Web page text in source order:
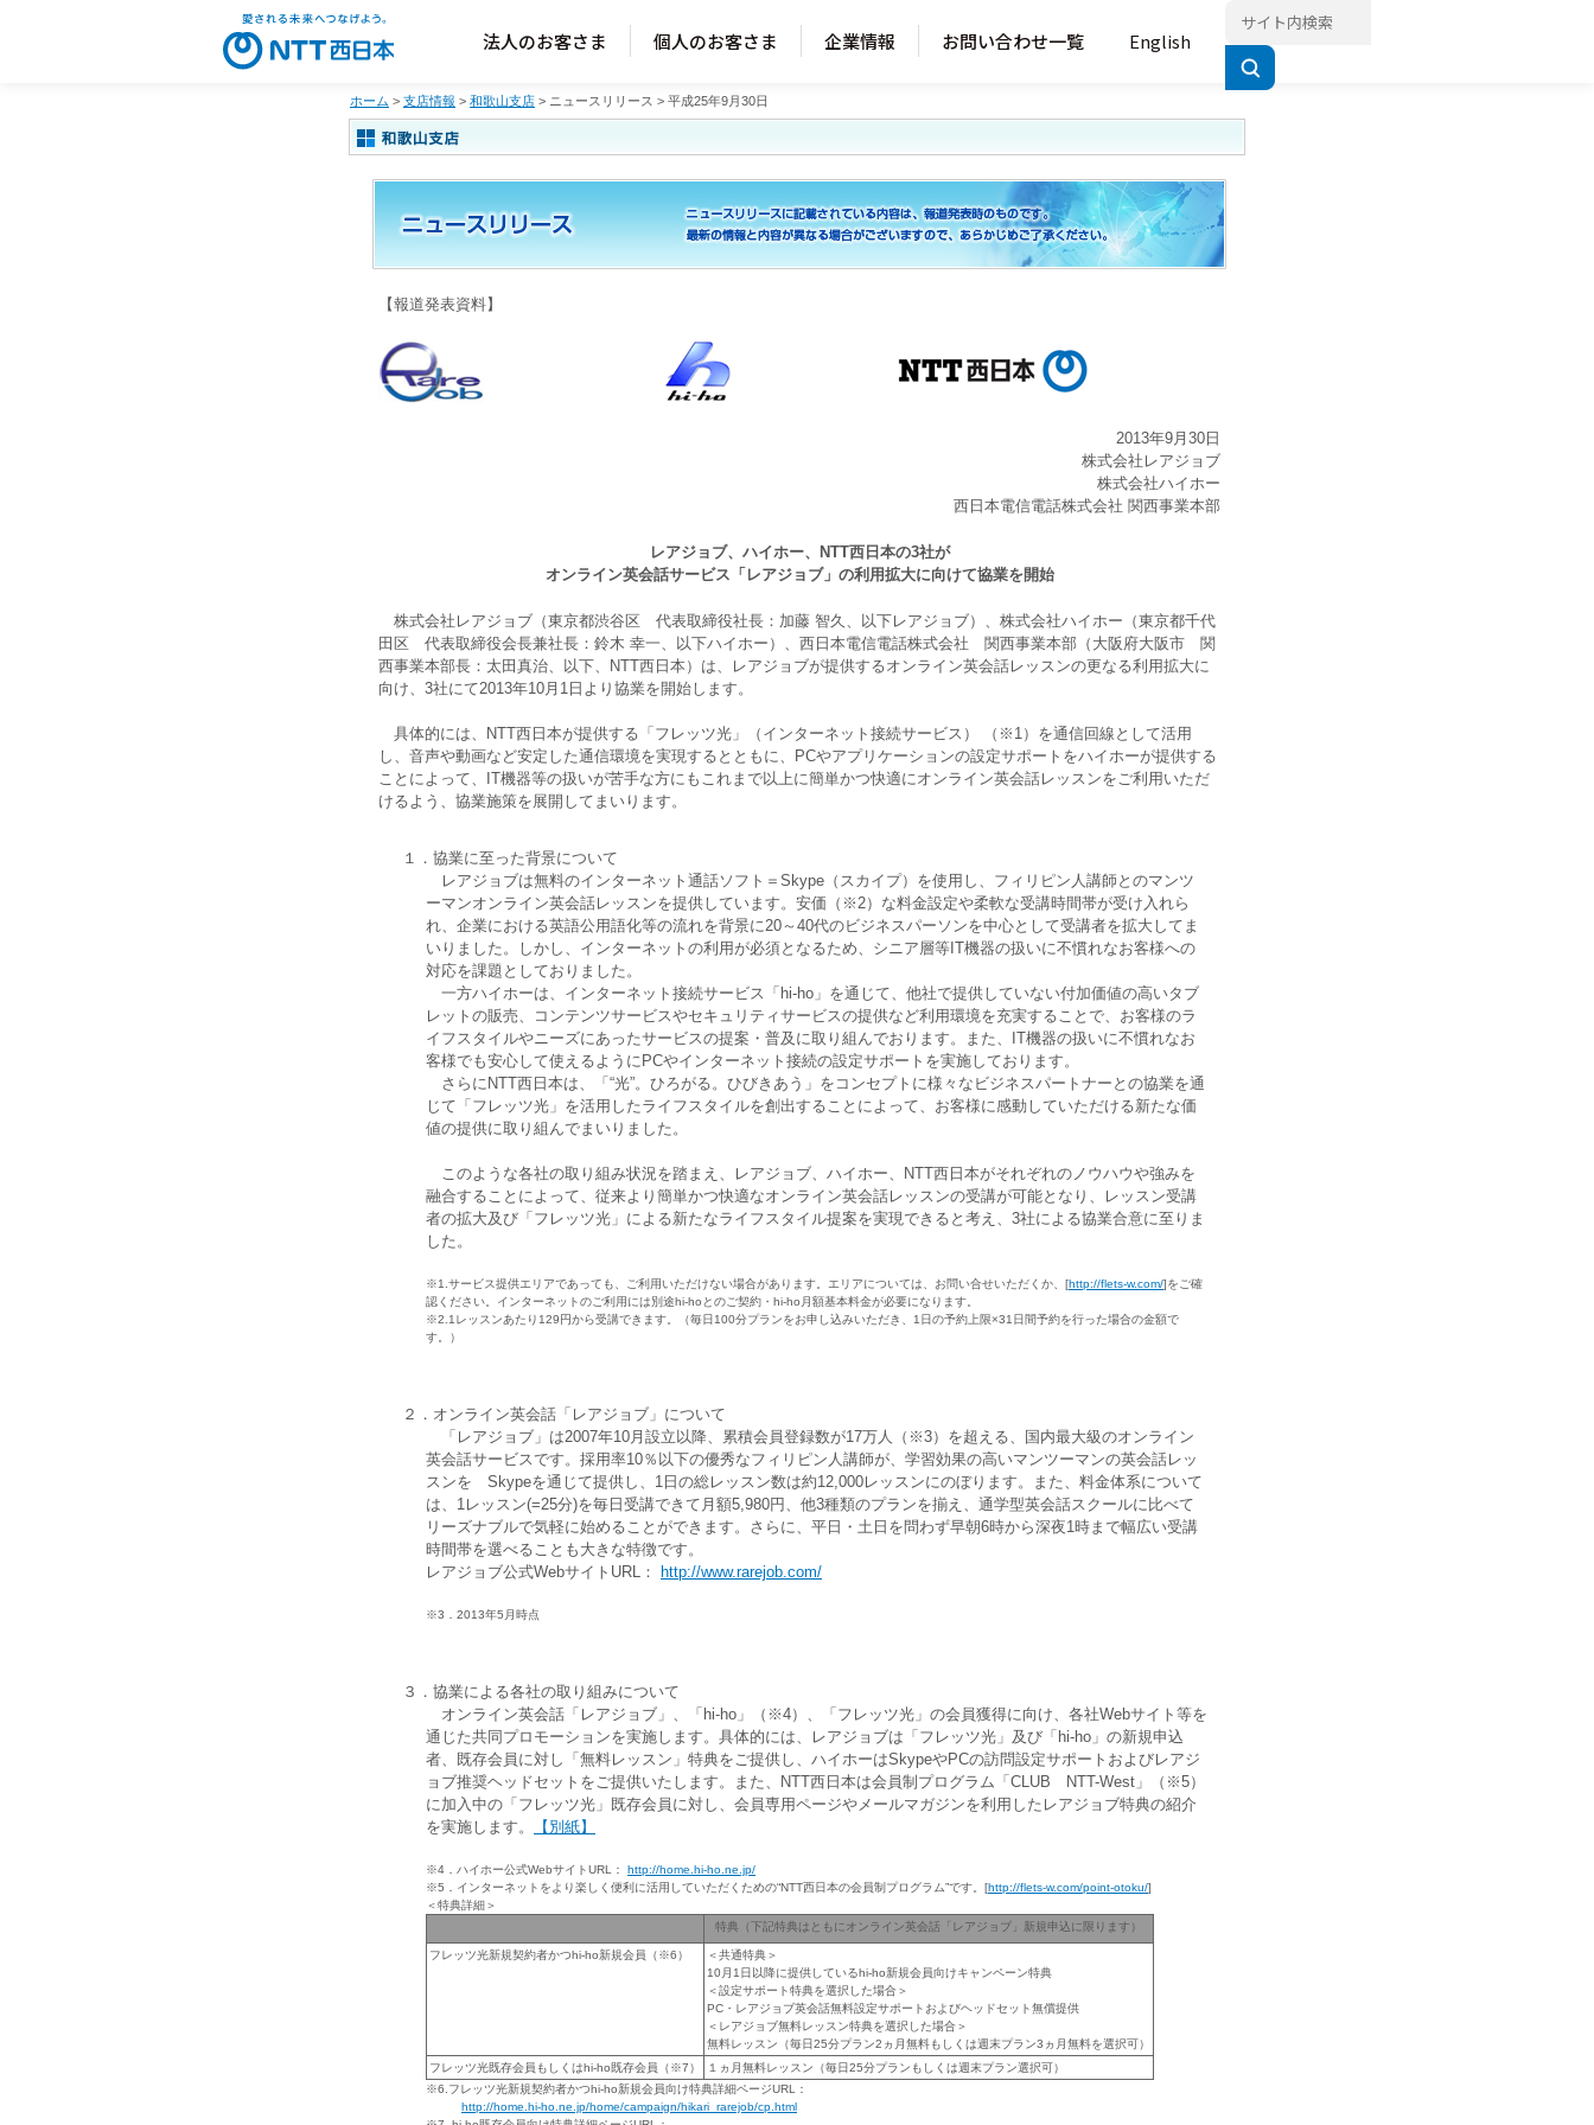
法人のお客さま 個人のお客さま 企業情報 お問い合わせ一覧 English
ホーム > 支店情報 > 和歌山支店 > ニュースリリース > 平成25年9月30日
【報道発表資料】
2013年9月30日
株式会社レアジョブ
株式会社ハイホー
西日本電信電話株式会社 関西事業本部
レアジョブ、ハイホー、NTT西日本の3社が
オンライン英会話サービス「レアジョブ」の利用拡大に向けて協業を開始
株式会社レアジョブ（東京都渋谷区 代表取締役社長：加藤 智久、以下レアジョブ）、株式会社ハイホー（東京都千代
田区 代表取締役会長兼社長：鈴木 幸一、以下ハイホー）、西日本電信電話株式会社 関西事業本部（大阪府大阪市 関
西事業本部長：太田真治、以下、NTT西日本）は、レアジョブが提供するオンライン英会話レッスンの更なる利用拡大に
向け、3社にて2013年10月1日より協業を開始します。
具体的には、NTT西日本が提供する「フレッツ光」（インターネット接続サービス） （※1）を通信回線として活用
し、音声や動画など安定した通信環境を実現するとともに、PCやアプリケーションの設定サポートをハイホーが提供する
ことによって、IT機器等の扱いが苦手な方にもこれまで以上に簡単かつ快適にオンライン英会話レッスンをご利用いただ
けるよう、協業施策を展開してまいります。
１．協業に至った背景について
レアジョブは無料のインターネット通話ソフト＝Skype（スカイプ）を使用し、フィリピン人講師とのマンツ
ーマンオンライン英会話レッスンを提供しています。安価（※2）な料金設定や柔軟な受講時間帯が受け入れら
れ、企業における英語公用語化等の流れを背景に20～40代のビジネスパーソンを中心として受講者を拡大してま
いりました。しかし、インターネットの利用が必須となるため、シニア層等IT機器の扱いに不慣れなお客様への
対応を課題としておりました。
一方ハイホーは、インターネット接続サービス「hi-ho」を通じて、他社で提供していない付加価値の高いタブ
レットの販売、コンテンツサービスやセキュリティサービスの提供など利用環境を充実することで、お客様のラ
イフスタイルやニーズにあったサービスの提案・普及に取り組んでおります。また、IT機器の扱いに不慣れなお
客様でも安心して使えるようにPCやインターネット接続の設定サポートを実施しております。
さらにNTT西日本は、「“光”。ひろがる。ひびきあう」をコンセプトに様々なビジネスパートナーとの協業を通
じて「フレッツ光」を活用したライフスタイルを創出することによって、お客様に感動していただける新たな価
値の提供に取り組んでまいりました。
このような各社の取り組み状況を踏まえ、レアジョブ、ハイホー、NTT西日本がそれぞれのノウハウや強みを
融合することによって、従来より簡単かつ快適なオンライン英会話レッスンの受講が可能となり、レッスン受講
者の拡大及び「フレッツ光」による新たなライフスタイル提案を実現できると考え、3社による協業合意に至りま
した。
※1.サービス提供エリアであっても、ご利用いただけない場合があります。エリアについては、お問い合せいただくか、[http://flets-w.com/]をご確
認ください。インターネットのご利用には別途hi-hoとのご契約・hi-ho月額基本料金が必要になります。
※2.1レッスンあたり129円から受講できます。（毎日100分プランをお申し込みいただき、1日の予約上限×31日間予約を行った場合の金額で
す。）
２．オンライン英会話「レアジョブ」について
「レアジョブ」は2007年10月設立以降、累積会員登録数が17万人（※3）を超える、国内最大級のオンライン
英会話サービスです。採用率10％以下の優秀なフィリピン人講師が、学習効果の高いマンツーマンの英会話レッ
スンを Skypeを通じて提供し、1日の総レッスン数は約12,000レッスンにのぼります。また、料金体系について
は、1レッスン(=25分)を毎日受講できて月額5,980円、他3種類のプランを揃え、通学型英会話スクールに比べて
リーズナブルで気軽に始めることができます。さらに、平日・土日を問わず早朝6時から深夜1時まで幅広い受講
時間帯を選べることも大きな特徴です。
レアジョブ公式WebサイトURL：
http://www.rarejob.com/
※3．2013年5月時点
３．協業による各社の取り組みについて
オンライン英会話「レアジョブ」、「hi-ho」（※4）、「フレッツ光」の会員獲得に向け、各社Webサイト等を
通じた共同プロモーションを実施します。具体的には、レアジョブは「フレッツ光」及び「hi-ho」の新規申込
者、既存会員に対し「無料レッスン」特典をご提供し、ハイホーはSkypeやPCの訪問設定サポートおよびレアジ
ョブ推奨ヘッドセットをご提供いたします。また、NTT西日本は会員制プログラム「CLUB NTT-West」（※5）
に加入中の「フレッツ光」既存会員に対し、会員専用ページやメールマガジンを利用したレアジョブ特典の紹介
を実施します。
【別紙】
※4．ハイホー公式WebサイトURL： http://home.hi-ho.ne.jp/
※5．インターネットをより楽しく便利に活用していただくための“NTT西日本の会員制プログラム”です。[http://flets-w.com/point-otoku/]
＜特典詳細＞
特典（下記特典はともにオンライン英会話「レアジョブ」新規申込に限ります）
フレッツ光新規契約者かつhi-ho新規会員（※6）
＜共通特典＞
10月1日以降に提供しているhi-ho新規会員向けキャンペーン特典
＜設定サポート特典を選択した場合＞
PC・レアジョブ英会話無料設定サポートおよびヘッドセット無償提供
＜レアジョブ無料レッスン特典を選択した場合＞
無料レッスン（毎日25分プラン2ヵ月無料もしくは週末プラン3ヵ月無料を選択可）
フレッツ光既存会員もしくはhi-ho既存会員（※7）
１ヵ月無料レッスン（毎日25分プランもしくは週末プラン選択可）
※6.フレッツ光新規契約者かつhi-ho新規会員向け特典詳細ページURL：
http://home.hi-ho.ne.jp/home/campaign/hikari_rarejob/cp.html